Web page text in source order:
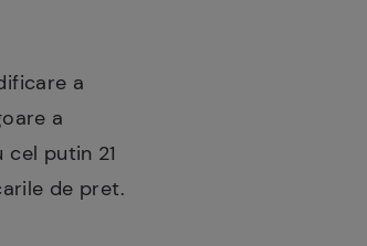
a
a
putin 21
de pret.